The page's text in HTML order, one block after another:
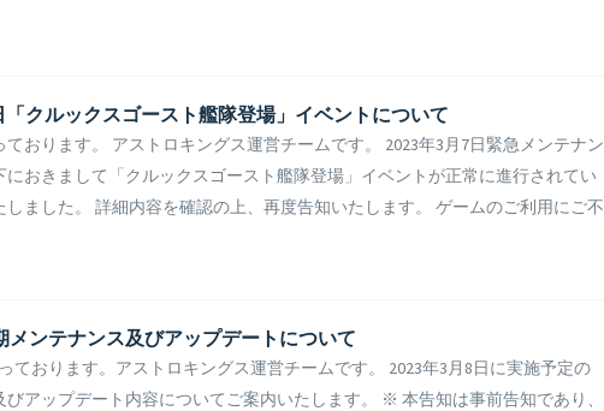
「クルックスゴースト艦隊登場」イベントについて
おります。 アストロキングス運営チームです。 2023年3月7日緊急メンテナン
におきまして「クルックスゴースト艦隊登場」イベントが正常に進行されてい
しました。 詳細内容を確認の上、再度告知いたします。 ゲームのご利用にご不
メンテナンス及びアップデートについて
ております。アストロキングス運営チームです。 2023年3月8日に実施予定の
びアップデート内容についてご案内いたします。 ※ 本告知は事前告知であり、